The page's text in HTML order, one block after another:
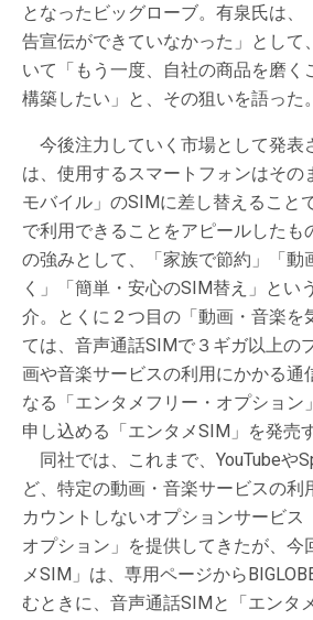
となったビッグローブ。有泉氏は、
告宣伝ができていなかった」として
いて「もう一度、自社の商品を磨く
構築したい」と、その狙いを語った。
今後注力していく市場として発表
は、使用するスマートフォンはその
モバイル」のSIMに差し替えること
で利用できることをアピールしたも
の強みとして、「家族で節約」「動
く」「簡単・安心のSIM替え」とい
介。とくに２つ目の「動画・音楽を
ては、音声通話SIMで３ギガ以上の
画や音楽サービスの利用にかかる通
なる「エンタメフリー・オプション
申し込める「エンタメSIM」を発売
同社では、これまで、YouTubeや
ど、特定の動画・音楽サービスの利
カウントしないオプションサービス
オプション」を提供してきたが、今
メSIM」は、専用ページから
むときに、音声通話SIMと「エンタ